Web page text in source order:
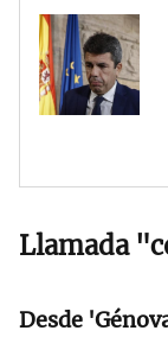
Llamada
Desde